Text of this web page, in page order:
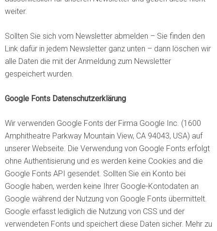
weiter.
Sollten Sie sich vom Newsletter abmelden – Sie finden den
Link dafür in jedem Newsletter ganz unten – dann löschen wir
alle Daten die mit der Anmeldung zum Newsletter
gespeichert wurden.
Google Fonts Datenschutzerklärung
Wir verwenden Google Fonts der Firma Google Inc. (1600
Amphitheatre Parkway Mountain View, CA 94043, USA) auf
unserer Webseite. Die Verwendung von Google Fonts erfolgt
ohne Authentisierung und es werden keine Cookies and die
Google Fonts API gesendet. Sollten Sie ein Konto bei
Google haben, werden keine Ihrer Google-Kontodaten an
Google während der Nutzung von Google Fonts übermittelt.
Google erfasst lediglich die Nutzung von CSS und der
verwendeten Fonts und speichert diese Daten sicher. Mehr zu